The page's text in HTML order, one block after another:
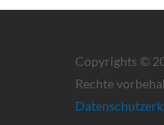
Copyrights ©
Rechte